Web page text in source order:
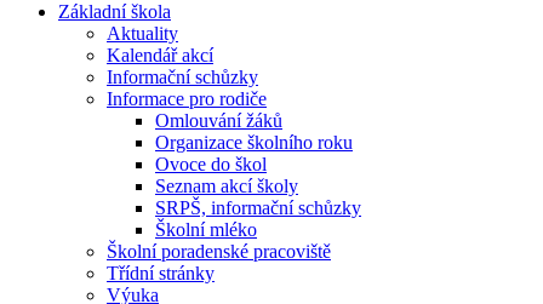
Základní škola
Aktuality
Kalendář akcí
Informační schůzky
Informace pro rodiče
Omlouvání žáků
Organizace školního roku
Ovoce do škol
Seznam akcí školy
SRPŠ, informační schůzky
Školní mléko
Školní poradenské pracoviště
Třídní stránky
Výuka